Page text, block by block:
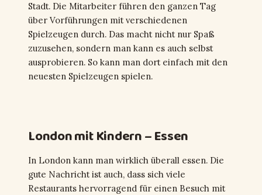
Stadt. Die Mitarbeiter führen den ganzen Tag
über Vorführungen mit verschiedenen
Spielzeugen durch. Das macht nicht nur Spaß
zuzusehen, sondern man kann es auch selbst
ausprobieren. So kann man dort einfach mit den
neuesten Spielzeugen spielen.
London mit Kindern – Essen
In London kann man wirklich überall essen. Die
gute Nachricht ist auch, dass sich viele
Restaurants hervorragend für einen Besuch mit